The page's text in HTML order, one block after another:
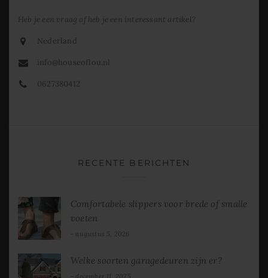
Heb je een vraag of heb je een interessant artikel?
Nederland
info@houseoflou.nl
0627380412
RECENTE BERICHTEN
Comfortabele slippers voor brede of smalle
voeten
augustus 5, 2026
Welke soorten garagedeuren zijn er?
december 11, 2025